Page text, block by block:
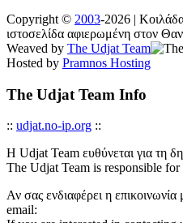
Copyright © 2003-2026 |
ιστοσελίδα αφιερωμένη στον
Weaved by The Udjat Team
Hosted by Pramnos Hosting
The Udjat Team Info
:: udjat.no-ip.org ::
Η Udjat Team ευθύνεται για τη
The Udjat Team is responsible
Αν σας ενδιαφέρει η
email: